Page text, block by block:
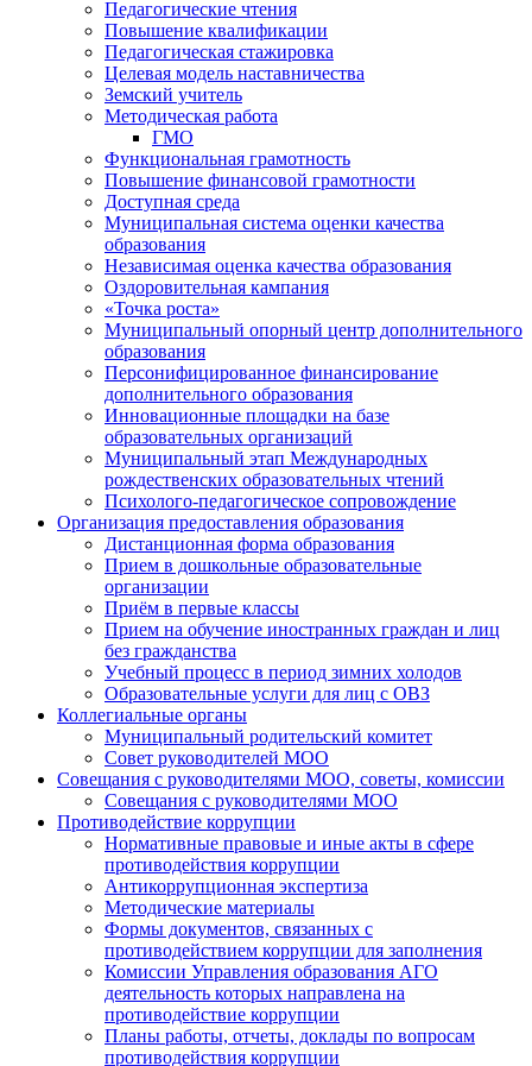
Педагогические чтения
Повышение квалификации
Педагогическая стажировка
Целевая модель наставничества
Земский учитель
Методическая работа
ГМО
Функциональная грамотность
Повышение финансовой грамотности
Доступная среда
Муниципальная система оценки качества
образования
Независимая оценка качества образования
Оздоровительная кампания
«Точка роста»
Муниципальный опорный центр дополнительного
образования
Персонифицированное финансирование
дополнительного образования
Инновационные площадки на базе
образовательных организаций
Муниципальный этап Международных
рождественских образовательных чтений
Психолого-педагогическое сопровождение
Организация предоставления образования
Дистанционная форма образования
Прием в дошкольные образовательные
организации
Приём в первые классы
Прием на обучение иностранных граждан и лиц
без гражданства
Учебный процесс в период зимних холодов
Образовательные услуги для лиц с ОВЗ
Коллегиальные органы
Муниципальный родительский комитет
Совет руководителей МОО
Совещания с руководителями МОО, советы, комиссии
Совещания с руководителями МОО
Противодействие коррупции
Нормативные правовые и иные акты в сфере
противодействия коррупции
Антикоррупционная экспертиза
Методические материалы
Формы документов, связанных с
противодействием коррупции для заполнения
Комиссии Управления образования АГО
деятельность которых направлена на
противодействие коррупции
Планы работы, отчеты, доклады по вопросам
противодействия коррупции